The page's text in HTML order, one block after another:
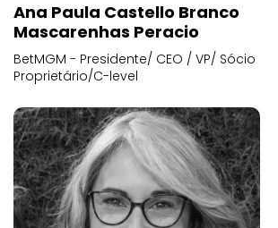
Ana Paula Castello Branco
Mascarenhas Peracio
BetMGM - Presidente/ CEO / VP/ Sócio
Proprietário/C-level